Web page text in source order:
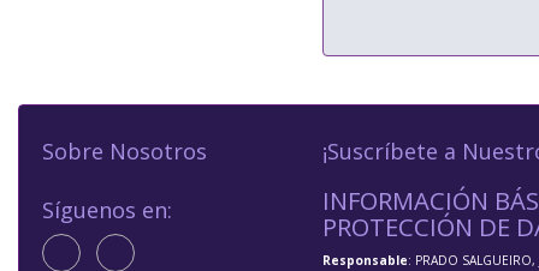
Sobre Nosotros
Síguenos en:
¡Suscríbete a
INFORMACIÓN
PROTECCIÓN DE
Responsable: PRADO SALGUEIRO,